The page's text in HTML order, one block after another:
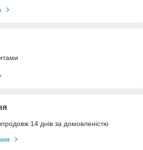
14 днів за домовленістю